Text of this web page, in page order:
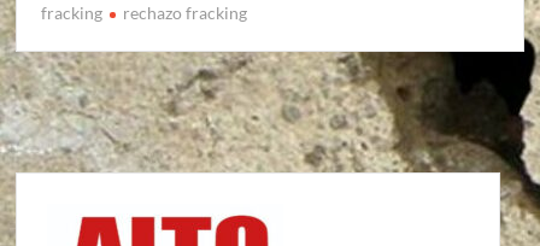
fracking rechazo fracking